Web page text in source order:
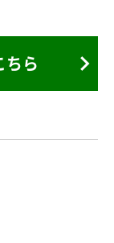
ちら